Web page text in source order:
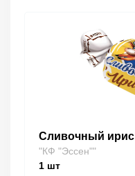
Сливочный ирис
"КФ "Эссен""
1 шт